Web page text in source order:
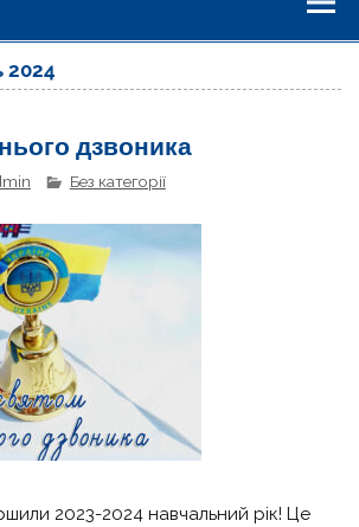
2024
дзвоника
Без категорії
2023-2024 навчальний рік! Це